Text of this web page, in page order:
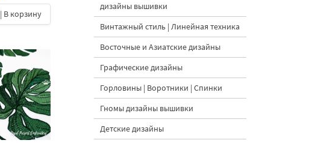
| В корзину
дизайны вышивки
Винтажный стиль | Линейная техника
Восточные и Азиатские дизайны
Графические дизайны
Горловины | Воротники | Спинки
Гномы дизайны вышивки
Детские дизайны